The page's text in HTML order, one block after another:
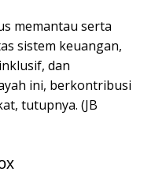
memantau serta
sistem keuangan,
dan
ini, berkontribusi
tutupnya. (JB